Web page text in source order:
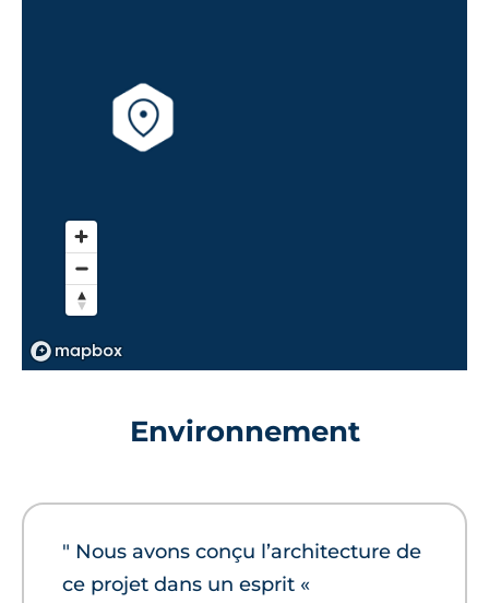
Environnement
" Nous avons conçu l’architecture de
ce projet dans un esprit «